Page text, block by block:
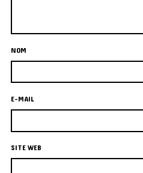
NOM
E-MAIL
SITE WEB